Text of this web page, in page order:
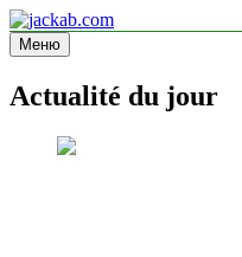
Перейти
к
содержимому
jackab.com
Site d'information
Меню
Actualité du jour